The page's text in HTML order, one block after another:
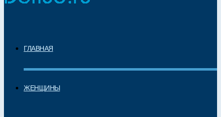
ГЛАВНАЯ
ЖЕНЩИНЫ